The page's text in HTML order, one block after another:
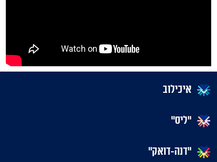
איכילוב
"ליס"
"דנה-דואק"